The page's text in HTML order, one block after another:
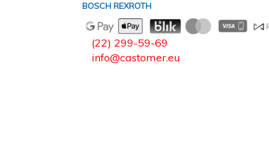
BOSCH REXROTH
(22) 299-59-69
info@castomer.eu